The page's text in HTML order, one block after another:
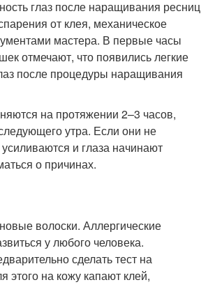
глаз после наращивания ресниц
от клея, механическое
мастера. В первые часы
отмечают, что появились легкие
после процедуры наращивания
на протяжении 2–3 часов,
утра. Если они не
и глаза начинают
о причинах.
волоски. Аллергические
у любого человека.
сделать тест на
этого на кожу капают клей,